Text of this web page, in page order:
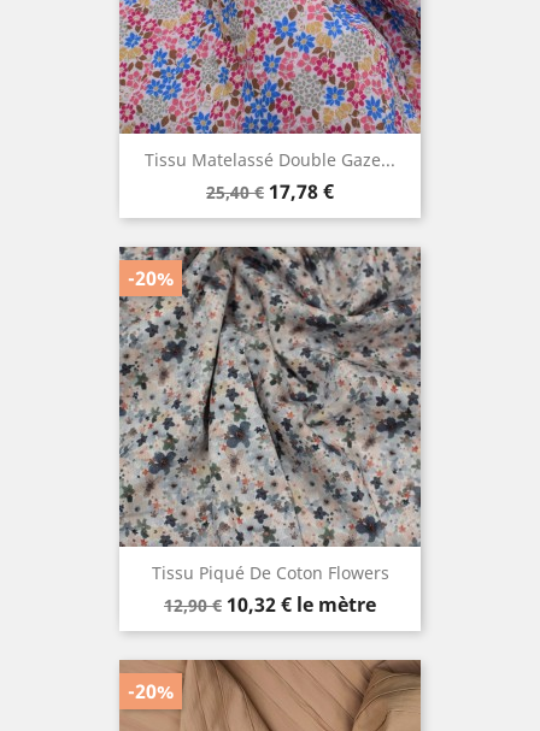
Tissu Matelassé Double Gaze...
Prix
de
25,40 € Prix
17,78 €
Tissu Piqué De Coton Flowers
Prix
de
12,90 € Prix
10,32 € le mètre
-20%
-20%